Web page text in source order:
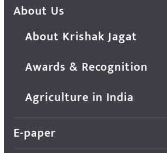
About Us
About Krishak Jagat
Awards & Recognition
Agriculture in India
E-paper